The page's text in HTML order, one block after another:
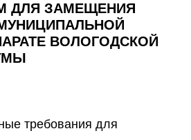
ДЛЯ ЗАМЕЩЕНИЯ
ВОЛОГОДСКОЙ
требования для